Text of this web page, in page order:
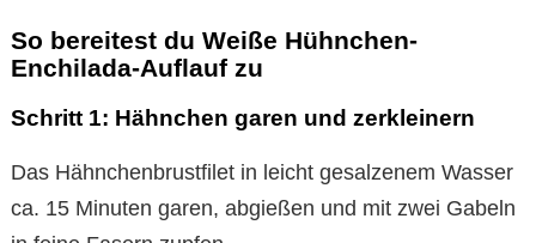
So bereitest du Weiße Hühnchen-
Enchilada-Auflauf zu
Schritt 1: Hähnchen garen und zerkleinern
Das Hähnchenbrustfilet in leicht gesalzenem Wasser
ca. 15 Minuten garen, abgießen und mit zwei Gabeln